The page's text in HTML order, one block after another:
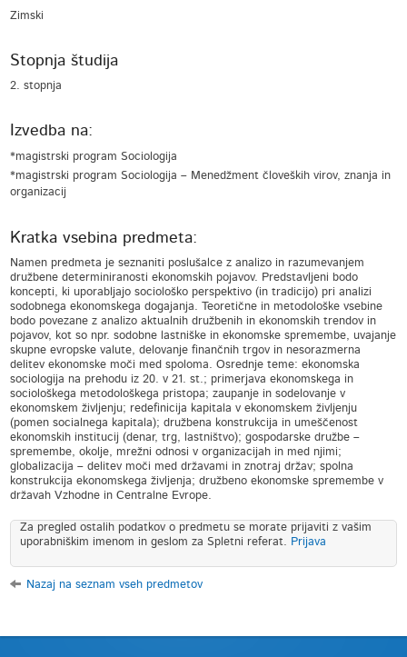
Zimski
Stopnja študija
2. stopnja
Izvedba na:
*magistrski program Sociologija
*magistrski program Sociologija – Menedžment človeških virov, znanja in
organizacij
Kratka vsebina predmeta:
Namen predmeta je seznaniti poslušalce z analizo in razumevanjem
družbene determiniranosti ekonomskih pojavov. Predstavljeni bodo
koncepti, ki uporabljajo sociološko perspektivo (in tradicijo) pri analizi
sodobnega ekonomskega dogajanja. Teoretične in metodološke vsebine
bodo povezane z analizo aktualnih družbenih in ekonomskih trendov in
pojavov, kot so npr. sodobne lastniške in ekonomske spremembe, uvajanje
skupne evropske valute, delovanje finančnih trgov in nesorazmerna
delitev ekonomske moči med spoloma. Osrednje teme: ekonomska
sociologija na prehodu iz 20. v 21. st.; primerjava ekonomskega in
sociološkega metodološkega pristopa; zaupanje in sodelovanje v
ekonomskem življenju; redefinicija kapitala v ekonomskem življenju
(pomen socialnega kapitala); družbena konstrukcija in umeščenost
ekonomskih institucij (denar, trg, lastništvo); gospodarske družbe –
spremembe, okolje, mrežni odnosi v organizacijah in med njimi;
globalizacija – delitev moči med državami in znotraj držav; spolna
konstrukcija ekonomskega življenja; družbeno ekonomske spremembe v
državah Vzhodne in Centralne Evrope.
Za pregled ostalih podatkov o predmetu se morate prijaviti z vašim
uporabniškim imenom in geslom za Spletni referat. Prijava
Nazaj na seznam vseh predmetov